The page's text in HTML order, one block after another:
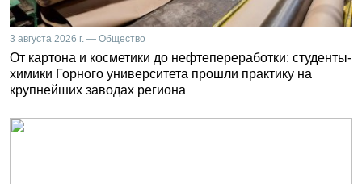
3 августа 2026 г. — Общество
От картона и косметики до нефтепереработки: студенты-
химики Горного университета прошли практику на
крупнейших заводах региона